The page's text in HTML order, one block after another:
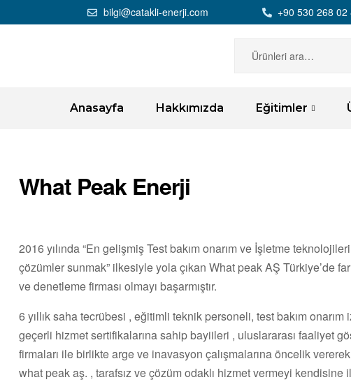
bilgi@catakli-enerji.com +90 530 268 02
Anasayfa Hakkımızda Eğitimler
What Peak Enerji
2016 yılında “En gelişmiş Test bakım onarım ve İşletme
çözümler sunmak” ilkesiyle yola çıkan What peak AŞ Türkiye’de
ve denetleme firması olmayı başarmıştır.
6 yıllık saha tecrübesi , eğitimli teknik personeli, test bakım
geçerli hizmet sertifikalarına sahip bayiileri , uluslararası faaliyet
firmaları ile birlikte arge ve inavasyon çalışmalarına öncelik
what peak aş. , tarafsız ve çözüm odaklı hizmet vermeyi kendisine